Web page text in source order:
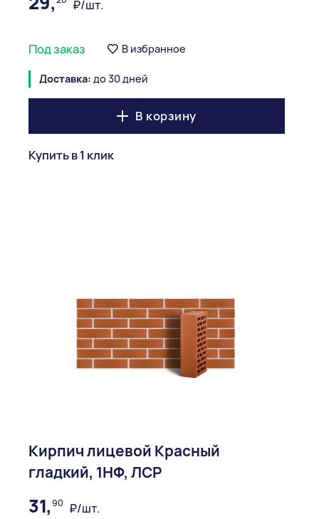
₽/шт.
Под заказ В избранное
Доставка: до 30 дней
В корзину
Купить в 1 клик
Кирпич лицевой Красный
гладкий, 1НФ, ЛСР
31,90 ₽/шт.